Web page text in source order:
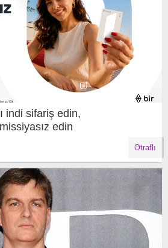
indi sifariş edin,
edin
Ətraflı